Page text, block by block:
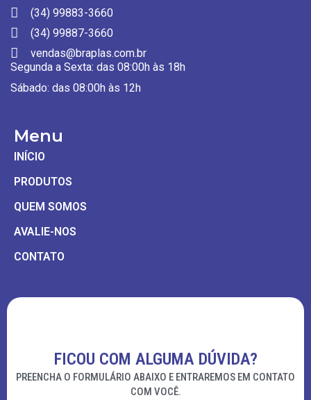
(34) 99883-3660
(34) 99887-3660
vendas@braplas.com.br
Segunda a Sexta: das 08:00h às 18h
Sábado: das 08:00h às 12h
Menu
INÍCIO
PRODUTOS
QUEM SOMOS
AVALIE-NOS
CONTATO
FICOU COM ALGUMA DÚVIDA?
PREENCHA O FORMULÁRIO ABAIXO E ENTRAREMOS EM CONTATO
COM VOCÊ.